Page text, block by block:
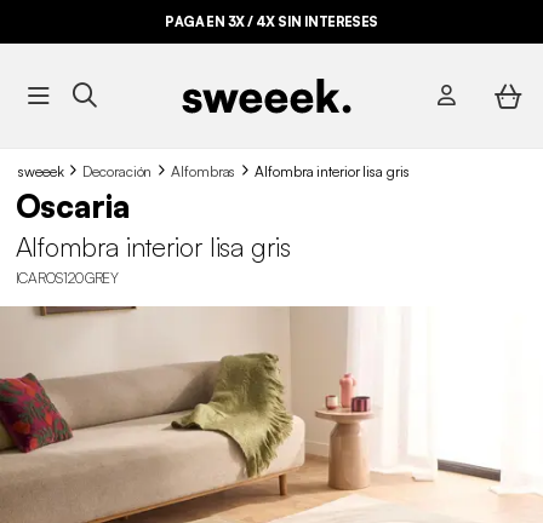
PAGA EN 3X / 4X SIN INTERESES
sweeek Decoración Alfombras Alfombra interior lisa gris
Oscaria
Alfombra interior lisa gris
ICAROS120GREY